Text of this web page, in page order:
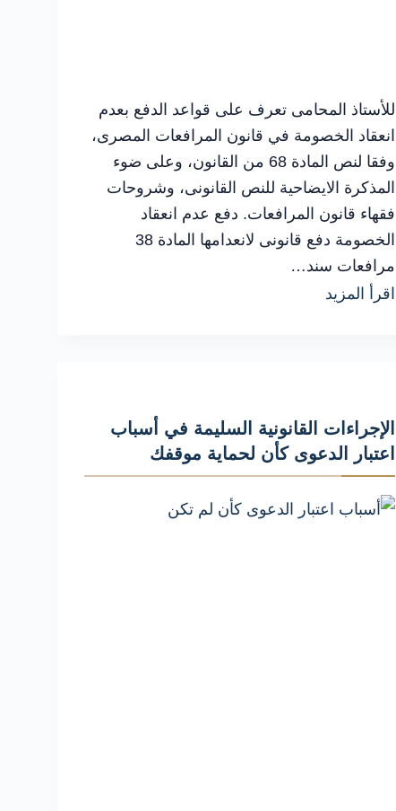
للأستاذ المحامى تعرف على قواعد الدفع بعدم
انعقاد الخصومة في قانون المرافعات المصرى،
وفقا لنص المادة 68 من القانون، وعلى ضوء
المذكرة الايضاحية للنص القانونى، وشروحات
فقهاء قانون المرافعات. دفع عدم انعقاد
الخصومة دفع قانونى لانعدامها المادة 38
مرافعات سند…
اقرأ المزيد
انعقاد
الخصومة
الدفاع
الإجراءات القانونية السليمة في أسباب
اعتبار الدعوى كأن لحماية موقفك